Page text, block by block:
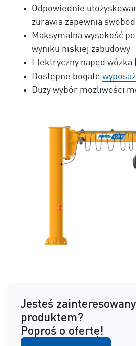
Odpowiednie
żurawia zapewnia
Maksymalna wysokość
wyniku niskiej zabudowy
Elektryczny napęd wózka
Dostępne bogate
Duży wybór możliwości
Jesteś
produktem?
Poproś o ofertę!